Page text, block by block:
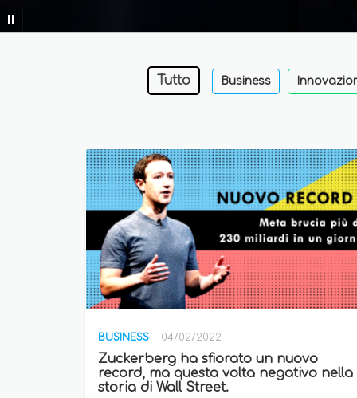
Tutto Business
BUSINESS 04/02/2022
Zuckerberg ha sfiorato un nuovo
record, ma questa volta negativo nella
storia di Wall Street.